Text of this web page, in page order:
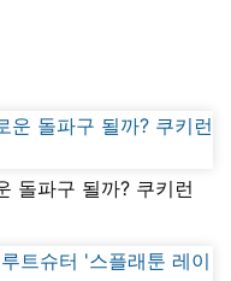
돌파구 될까? 쿠키런